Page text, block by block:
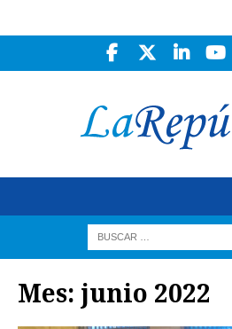
Mes: junio 2022